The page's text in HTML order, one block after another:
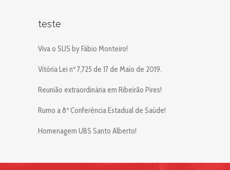
teste
Viva o SUS by Fábio Monteiro!
Vitória Lei nº 7,725 de 17 de Maio de 2019.
Reunião extraordinária em Ribeirão Pires!
Rumo a 8º Conferência Estadual de Saúde!
Homenagem UBS Santo Alberto!